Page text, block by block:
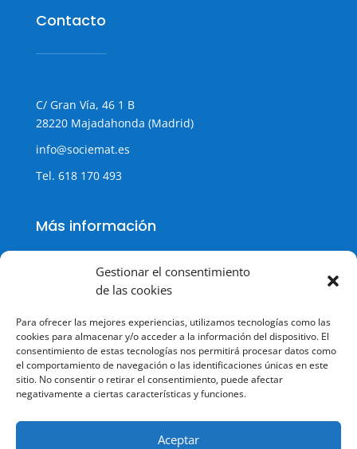
Gestionar el consentimiento
de las cookies
Para ofrecer las mejores experiencias, utilizamos tecnologías como las
cookies para almacenar y/o acceder a la información del dispositivo. El
consentimiento de estas tecnologías nos permitirá procesar datos como
el comportamiento de navegación o las identificaciones únicas en este
sitio. No consentir o retirar el consentimiento, puede afectar
negativamente a ciertas características y funciones.
Aceptar
Contacto
C/ Gran Vía, 46 1 B
28220 Majadahonda (Madrid)
info@sociemat.es
Tel. 618 170 493
Más información
Política de Privacidad
Aviso legal
Terminos y condiciones